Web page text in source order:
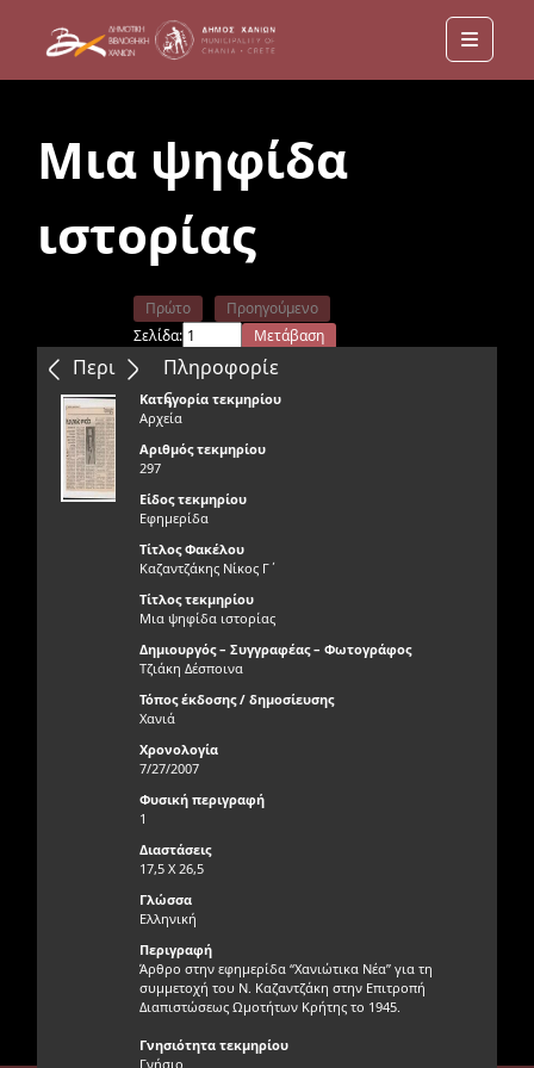
Menu
Μια ψηφίδα
ιστορίας
Περιεχόμενα
Πρώτο
Προηγούμενο
Σελίδα:
Μετάβαση
Επόμενο
Τελευταίο
Πληροφορίε
ς
Κατηγορία τεκμηρίου
Αρχεία
Αριθμός τεκμηρίου
297
Είδος τεκμηρίου
Εφημερίδα
Τίτλος Φακέλου
Καζαντζάκης Νίκος Γ΄
Τίτλος τεκμηρίου
Μια ψηφίδα ιστορίας
Δημιουργός – Συγγραφέας – Φωτογράφος
Τζιάκη Δέσποινα
Τόπος έκδοσης / δημοσίευσης
Χανιά
Χρονολογία
7/27/2007
Φυσική περιγραφή
1
Διαστάσεις
17,5 Χ 26,5
Γλώσσα
Ελληνική
Περιγραφή
Άρθρο στην εφημερίδα “Χανιώτικα Νέα” για τη
συμμετοχή του Ν. Καζαντζάκη στην Επιτροπή
Διαπιστώσεως Ωμοτήτων Κρήτης το 1945.
Γνησιότητα τεκμηρίου
Γνήσιο